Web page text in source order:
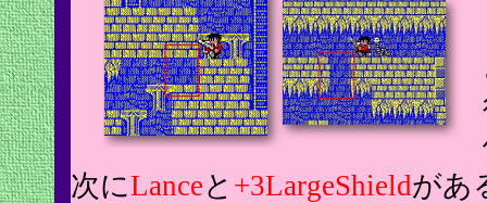
次にLanceと +3LargeShieldがあ